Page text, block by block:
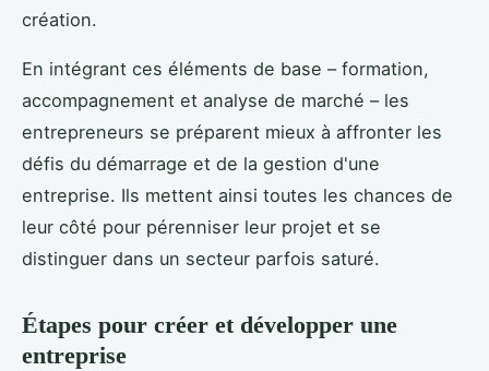
création.
En intégrant ces éléments de base – formation,
accompagnement et analyse de marché – les
entrepreneurs se préparent mieux à affronter les
défis du démarrage et de la gestion d'une
entreprise. Ils mettent ainsi toutes les chances de
leur côté pour pérenniser leur projet et se
distinguer dans un secteur parfois saturé.
Étapes pour créer et développer une
entreprise